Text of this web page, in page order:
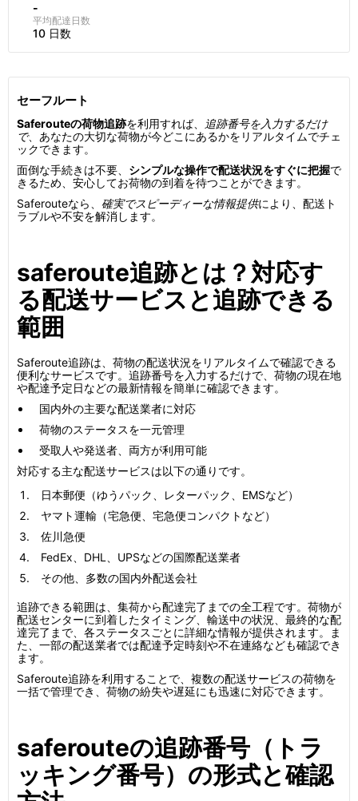
-
平均配達日数
10 日数
セーフルート
Saferouteの荷物追跡を利用すれば、
追跡番号を入力するだけ
で、あなたの大切な荷物が今どこにあるかをリアルタイムでチェ
ックできます。
面倒な手続きは不要、 シンプルな操作で配送状況をすぐに把握で
きるため、安心してお荷物の到着を待つことができます。
Saferouteなら、 確実でスピーディーな情報提供により、配送ト
ラブルや不安を解消します。
saferoute追跡とは？対応す
る配送サービスと追跡できる
範囲
Saferoute追跡は、荷物の配送状況をリアルタイムで確認できる
便利なサービスです。追跡番号を入力するだけで、荷物の現在地
や配達予定日などの最新情報を簡単に確認できます。
国内外の主要な配送業者に対応
荷物のステータスを一元管理
受取人や発送者、両方が利用可能
対応する主な配送サービスは以下の通りです。
日本郵便（ゆうパック、レターパック、EMSなど）
ヤマト運輸（宅急便、宅急便コンパクトなど）
佐川急便
FedEx、DHL、UPSなどの国際配送業者
その他、多数の国内外配送会社
追跡できる範囲は、集荷から配達完了までの全工程です。荷物が
配送センターに到着したタイミング、輸送中の状況、最終的な配
達完了まで、各ステータスごとに詳細な情報が提供されます。ま
た、一部の配送業者では配達予定時刻や不在連絡なども確認でき
ます。
Saferoute追跡を利用することで、複数の配送サービスの荷物を
一括で管理でき、荷物の紛失や遅延にも迅速に対応できます。
saferouteの追跡番号（トラ
ッキング番号）の形式と確認